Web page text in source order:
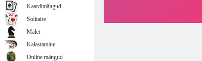
Kaardimängud
Solitaire
Malet
Kalastamine
Online mängud